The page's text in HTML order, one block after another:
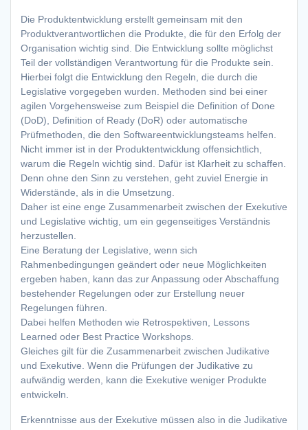
Die Produktentwicklung erstellt gemeinsam mit den
Produktverantwortlichen die Produkte, die für den Erfolg der
Organisation wichtig sind. Die Entwicklung sollte möglichst
Teil der vollständigen Verantwortung für die Produkte sein.
Hierbei folgt die Entwicklung den Regeln, die durch die
Legislative vorgegeben wurden. Methoden sind bei einer
agilen Vorgehensweise zum Beispiel die Definition of Done
(DoD), Definition of Ready (DoR) oder automatische
Prüfmethoden, die den Softwareentwicklungsteams helfen.
Nicht immer ist in der Produktentwicklung offensichtlich,
warum die Regeln wichtig sind. Dafür ist Klarheit zu schaffen.
Denn ohne den Sinn zu verstehen, geht zuviel Energie in
Widerstände, als in die Umsetzung.
Daher ist eine enge Zusammenarbeit zwischen der Exekutive
und Legislative wichtig, um ein gegenseitiges Verständnis
herzustellen.
Eine Beratung der Legislative, wenn sich
Rahmenbedingungen geändert oder neue Möglichkeiten
ergeben haben, kann das zur Anpassung oder Abschaffung
bestehender Regelungen oder zur Erstellung neuer
Regelungen führen.
Dabei helfen Methoden wie Retrospektiven, Lessons
Learned oder Best Practice Workshops.
Gleiches gilt für die Zusammenarbeit zwischen Judikative
und Exekutive. Wenn die Prüfungen der Judikative zu
aufwändig werden, kann die Exekutive weniger Produkte
entwickeln.
Erkenntnisse aus der Exekutive müssen also in die Judikative